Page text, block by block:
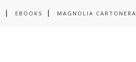
EBOOKS MAGNOLIA CARTONERA